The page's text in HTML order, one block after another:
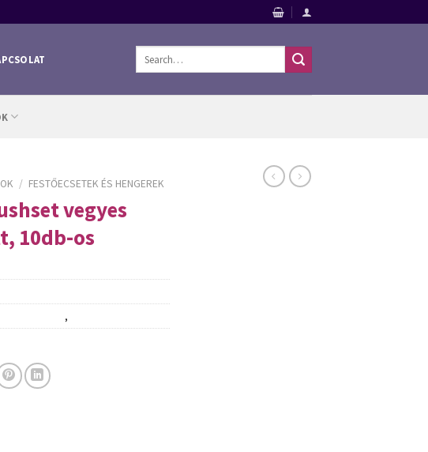
/ FESTŐECSETEK ÉS HENGEREK
vegyes
10db-os
,